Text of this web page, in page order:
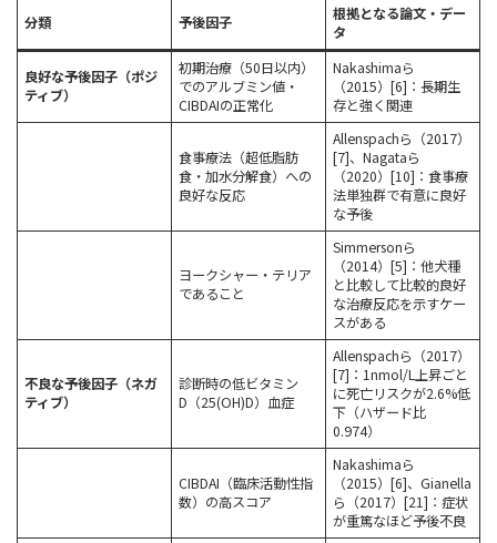
分類 予後因子
根拠となる論文・デー
タ
良好な予後因子（ポジ
ティブ）
初期治療（50日以内）
でのアルブミン値・
CIBDAIの正常化
Nakashimaら
（2015）[6]：長期生
存と強く関連
食事療法（超低脂肪
食・加水分解食）への
良好な反応
Allenspachら（2017）
[7]、Nagataら
（2020）[10]：食事療
法単独群で有意に良好
な予後
ヨークシャー・テリア
であること
Simmersonら
（2014）[5]：他犬種
と比較して比較的良好
な治療反応を示すケー
スがある
不良な予後因子（ネガ
ティブ）
診断時の低ビタミン
D（25(OH)D）血症
Allenspachら（2017）
[7]：1nmol/L上昇ごと
に死亡リスクが2.6%低
下（ハザード比
0.974）
CIBDAI（臨床活動性指
数）の高スコア
Nakashimaら
（2015）[6]、Gianella
ら（2017）[21]：症状
が重篤なほど予後不良